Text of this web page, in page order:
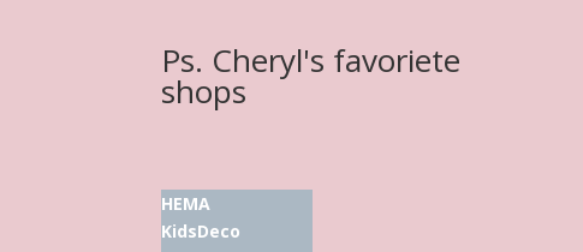
Ps. Cheryl's favoriete
shops
HEMA
KidsDeco